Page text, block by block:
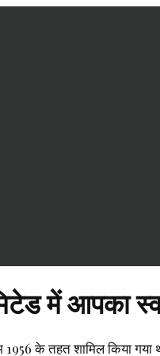
में आपका
के तहत शामिल किया